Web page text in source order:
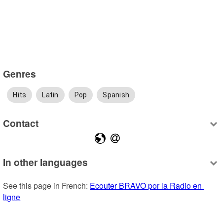
Genres
Hits Latin Pop Spanish
Contact
In other languages
See this page in French: Ecouter BRAVO por la Radio en
ligne